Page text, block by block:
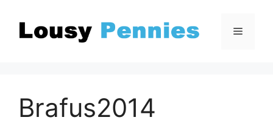
Inhalt
springen
Menü
Brafus2014